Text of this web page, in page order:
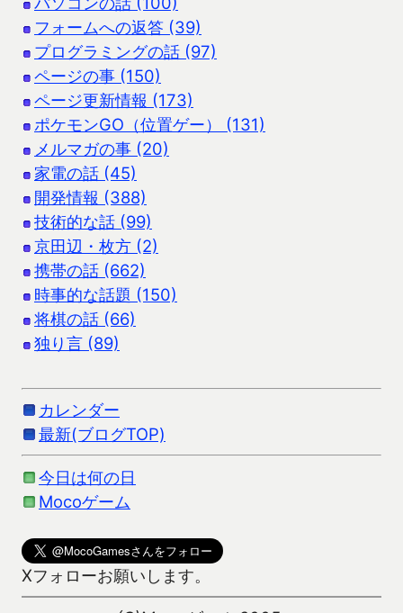
フォームへの返答 (39)
プログラミングの話 (97)
ページの事 (150)
ページ更新情報 (173)
ポケモンGO（位置ゲー） (131)
メルマガの事 (20)
家電の話 (45)
開発情報 (388)
技術的な話 (99)
京田辺・枚方 (2)
携帯の話 (662)
時事的な話題 (150)
将棋の話 (66)
独り言 (89)
カレンダー
最新(ブログTOP)
今日は何の日
Mocoゲーム
Xフォローお願いします。